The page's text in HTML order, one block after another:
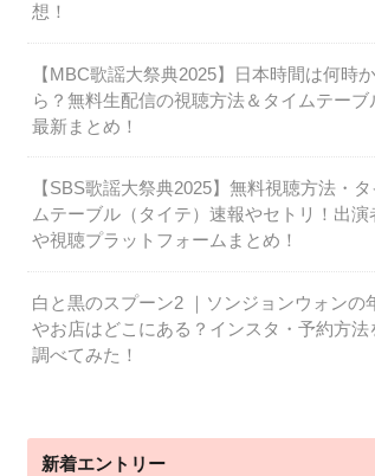
想！
【MBC歌謡大祭典2025】日本時間は何時か
ら？無料生配信の視聴方法＆タイムテーブ
最新まとめ！
【SBS歌謡大祭典2025】無料視聴方法・タ
ムテーブル（タイテ）速報やセトリ！出演
や視聴プラットフォームまとめ！
白と黒のスプーン2 ｜ソンジョンウォンの
やお店はどこにある？インスタ・予約方法
調べてみた！
新着エントリー